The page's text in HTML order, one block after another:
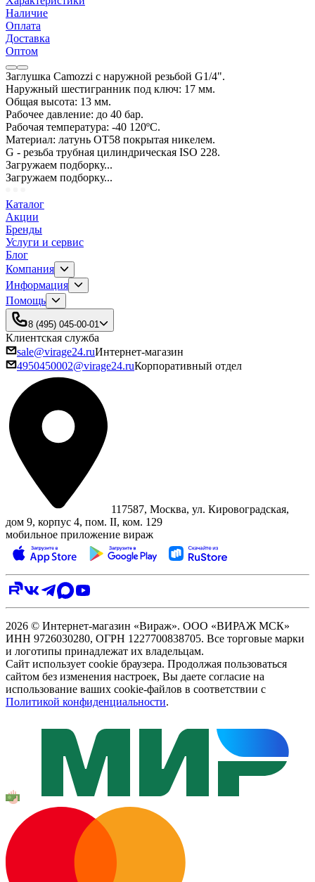
Наличие
Оплата
Доставка
Оптом
Заглушка Camozzi с наружной резьбой G1/4".
Наружный шестигранник под ключ: 17 мм.
Общая высота: 13 мм.
Рабочее давление: до 40 бар.
Рабочая температура: -40 120ºС.
Материал: латунь ОТ58 покрытая никелем.
G - резьба трубная цилиндрическая ISO 228.
Загружаем подборку...
Загружаем подборку...
Каталог
Акции
Бренды
Услуги и сервис
Блог
Компания
Информация
Помощь
8 (495) 045-00-01
Клиентская служба
sale@virage24.ruИнтернет-магазин
4950450002@virage24.ruКорпоративный отдел
117587, Москва, ул. Кировоградская,
дом 9, корпус 4, пом. II, ком. 129
мобильное приложение вираж
2026 © Интернет-магазин «Вираж». ООО «ВИРАЖ МСК»
ИНН 9726030280, ОГРН 1227700838705. Все торговые марки
и логотипы принадлежат их владельцам.
Сайт использует cookie браузера. Продолжая пользоваться
сайтом без изменения настроек, Вы даете согласие на
использование ваших cookie-файлов в соответствии с
Политикой конфиденциальности.